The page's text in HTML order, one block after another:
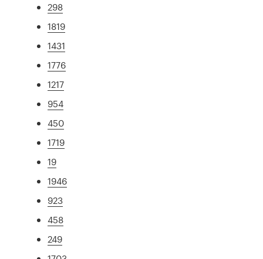
298
1819
1431
1776
1217
954
450
1719
19
1946
923
458
249